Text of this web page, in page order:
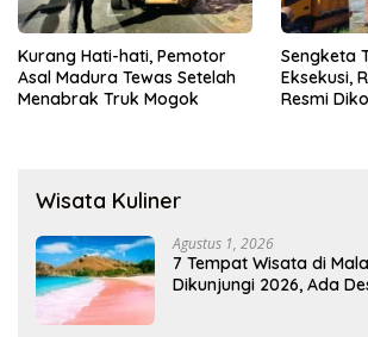
Kurang Hati-hati, Pemotor
Asal Madura Tewas Setelah
Menabrak Truk Mogok
Sengketa
Eksekusi,
Resmi
Wisata Kuliner
Agustus 1, 2026
7 Tempat Wisata di
Dikunjungi 2026, Ada